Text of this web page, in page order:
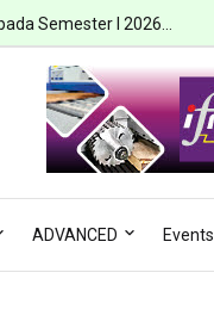
Semester I 2026...
Ambruk dan Terjepit...
ADVANCED Events